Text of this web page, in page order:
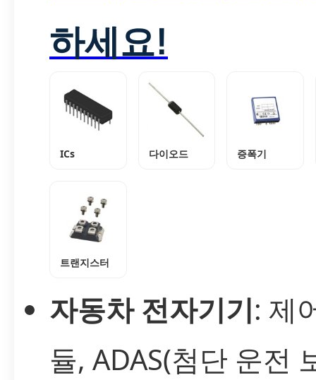
하세요!
ICs 다이오드 증폭기
트랜지스터
자동차 전자기기: 제
듈, ADAS(첨단 운전